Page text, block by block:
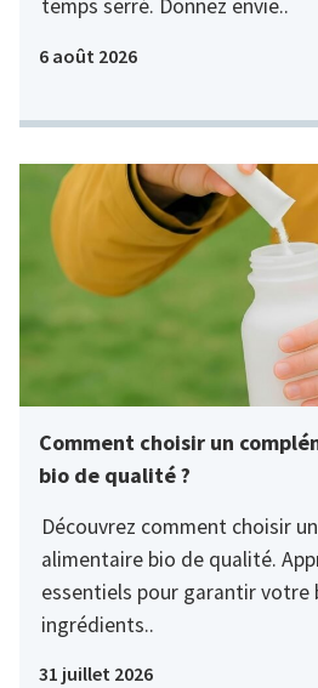
temps serré. Donnez envie..
6 août 2026
Comment choisir un
bio de qualité ?
Découvrez comment choisir
alimentaire bio de qualité.
essentiels pour garantir votre
ingrédients..
31 juillet 2026